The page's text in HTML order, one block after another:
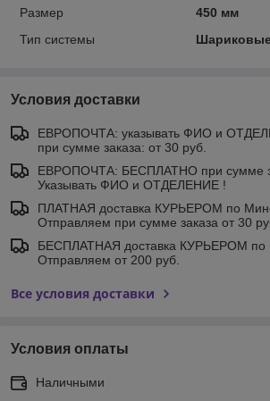
Размер
450 мм
Тип системы
Условия доставки
ЕВРОПОЧТА: указывать ФИО и
при сумме заказа: от 30 руб.
ЕВРОПОЧТА: БЕСПЛАТНО при сумме
Указывать ФИО и ОТДЕЛЕНИЕ !
ПЛАТНАЯ доставка КУРЬЕРОМ по
Отправляем при сумме заказа от 30
БЕСПЛАТНАЯ доставка КУРЬЕРОМ по
Отправляем от 200 руб.
Все условия доставки
Условия оплаты
Наличными